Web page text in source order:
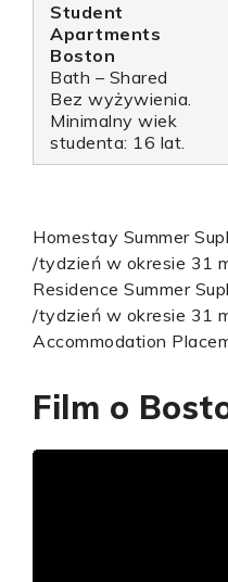
Student
Apartments
Boston
Bath – Shared
Bez wyżywienia.
Minimalny wiek
studenta: 16 lat.
Homestay Summer
/tydzień w okresie 31
Residence Summer
/tydzień w okresie 31
Accommodation
Film o